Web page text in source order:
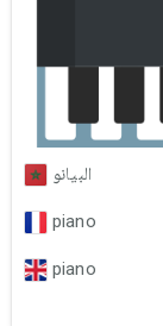
البيانو
piano
piano